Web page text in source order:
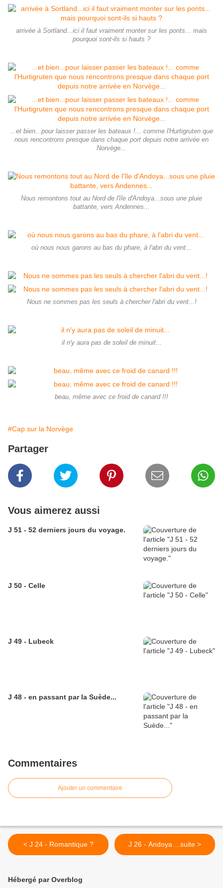
arrivée à Sortland...ici il faut vraiment monter sur les ponts... mais
pourquoi sont-ils si hauts ?
...et bien...pour laisser passer les bateaux !... comme l'Hurtigruten que
nous rencontrons presque dans chaque port depuis notre arrivée en
Norvège...
Nous remontons tout au Nord de l'île d'Andoya...sous une pluie
battante, vers Andennes...
où nous nous garons au bas du phare, à l'abri du vent...
Nous ne sommes pas les seuls à chercher l'abri du vent...!
il n'y aura pas de soleil de minuit...
beau, même avec ce froid de canard !!!
#Cap sur la Norvège
Partager
Vous aimerez aussi
J 51 - 52 derniers jours du voyage.
J 50 - Celle
J 49 - Lubeck
J 48 - en passant par la Suède...
Commentaires
Ajouter un commentaire
< J 24 - Romantique ? J 26 - Andoya ...suite >
Hébergé par Overblog